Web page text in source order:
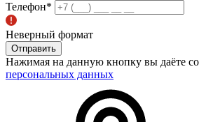
Телефон*
Неверный формат
Отправить
Нажимая на данную кнопку вы даёте
персональных данных